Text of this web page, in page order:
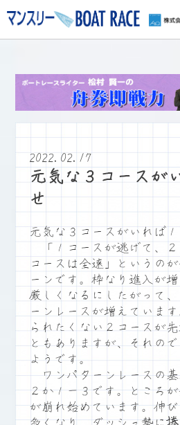
2022.02.17
元気な３コースが
せ
元気な３コースがいれば１
「１コースが逃げて、２
コースは全速」というの
ーンです。枠なり進入が
厳しくなるにしたがって
ーンレースが増えていま
られたくない２コースが
ともありますが、それの
ようです。
ワンパターンレースの基
２か１－３です。ところ
が崩れ始めています。伸